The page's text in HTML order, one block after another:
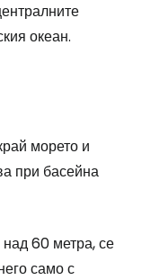
океан.
морето и
при басейна
над 60 метра, се
само с